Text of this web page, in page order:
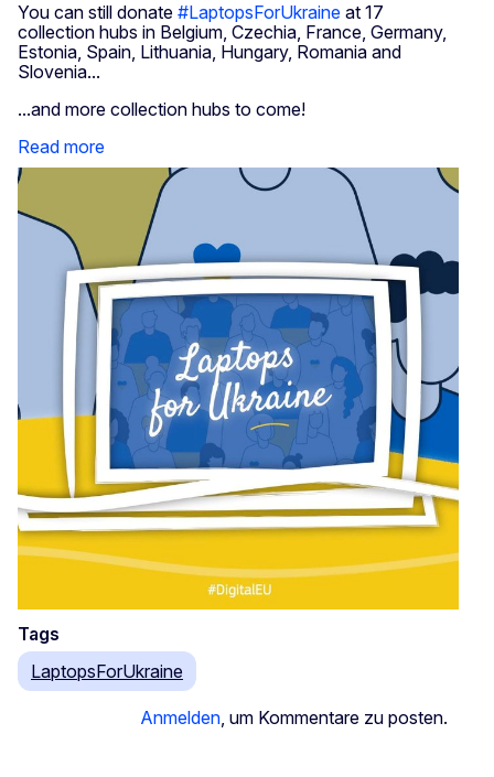
You can still donate #LaptopsForUkraine at 17
collection hubs in Belgium, Czechia, France, Germany,
Estonia, Spain, Lithuania, Hungary, Romania and
Slovenia...
...and more collection hubs to come!
Read more
Tags
LaptopsForUkraine
Anmelden , um Kommentare zu posten.